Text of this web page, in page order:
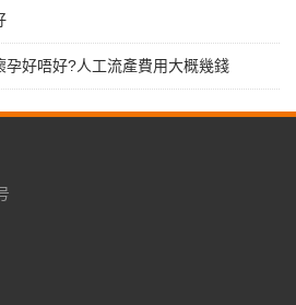
孕好唔好?人工流產費用大概幾錢